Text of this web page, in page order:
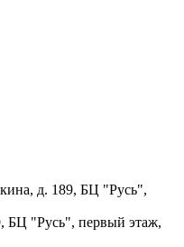
д. 189, БЦ "Русь",
БЦ "Русь", первый этаж,